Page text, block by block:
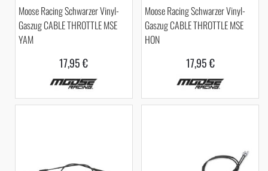
Moose Racing Schwarzer Vinyl-
Gaszug CABLE THROTTLE MSE
YAM
17,95 €
Moose Racing Schwarzer Vinyl-
Gaszug CABLE THROTTLE MSE
HON
17,95 €